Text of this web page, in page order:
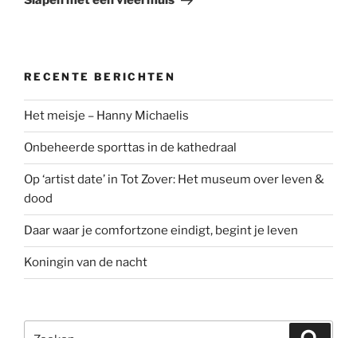
RECENTE BERICHTEN
Het meisje – Hanny Michaelis
Onbeheerde sporttas in de kathedraal
Op ‘artist date’ in Tot Zover: Het museum over leven &
dood
Daar waar je comfortzone eindigt, begint je leven
Koningin van de nacht